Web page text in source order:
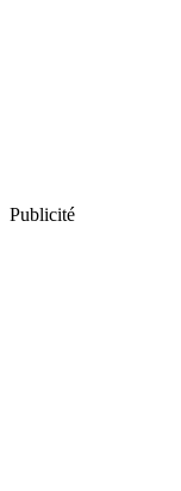
Publicité